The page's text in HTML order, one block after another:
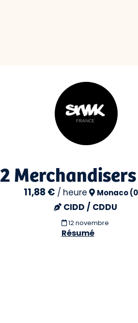
2
11,88 € / heure Monaco
CIDD / CDDU
12 novembre
Résumé